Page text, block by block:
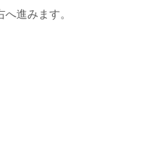
進みます。